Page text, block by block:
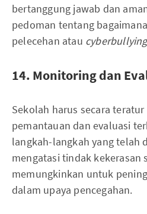
bertanggung jawab dan
pedoman tentang
pelecehan atau cyberbullying
14. Monitoring dan
Sekolah harus secara
pemantauan dan evaluasi
langkah-langkah yang telah
mengatasi tindak kekerasan
memungkinkan untuk
dalam upaya pencegahan.